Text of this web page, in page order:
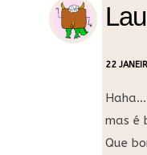
22
mas é
Que